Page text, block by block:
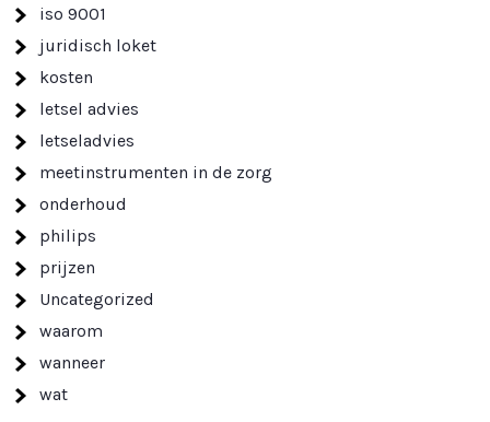
iso 9001
juridisch loket
kosten
letsel advies
letseladvies
meetinstrumenten in de zorg
onderhoud
philips
prijzen
Uncategorized
waarom
wanneer
wat